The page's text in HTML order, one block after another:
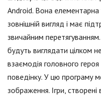
Android. Вона елементарна
зовнішній вигляд і має
звичайним
будуть виглядати цілком
взаємодія головного
поведінку. У цю програму
зображення. Ігри,